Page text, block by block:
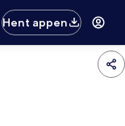
Hent appen